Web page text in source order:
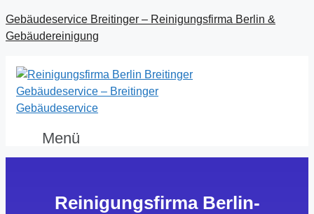
Gebäudeservice Breitinger – Reinigungsfirma Berlin &
Gebäudereinigung
Menü
Reinigungsfirma Berlin-